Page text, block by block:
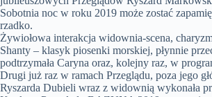
Sobotnia noc w roku 2019 może zostać
rzadko.
Żywiołowa interakcja widownia-scena,
Shanty – klasyk piosenki morskiej, płynnie
podtrzymała Caryna oraz, kolejny raz, w
Drugi już raz w ramach Przeglądu, poza jego
Ryszarda Dubieli wraz z widownią wykonała